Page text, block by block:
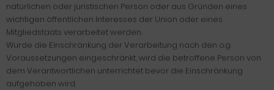
natürlichen oder juristischen Person oder aus Gründen eines
wichtigen öffentlichen Interesses der Union oder eines
Mitgliedstaats verarbeitet werden.
Wurde die Einschränkung der Verarbeitung nach den o.g.
Voraussetzungen eingeschränkt, wird die betroffene Person von
dem Verantwortlichen unterrichtet bevor die Einschränkung
aufgehoben wird.